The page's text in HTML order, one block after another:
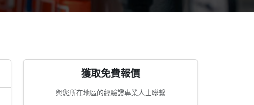
獲取免費報價
與您所在地區的經驗證專業人士聯繫